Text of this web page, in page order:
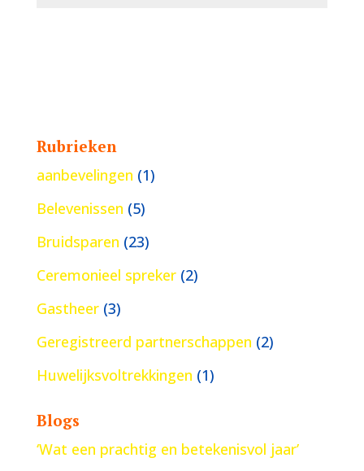
Rubrieken
aanbevelingen (1)
Belevenissen (5)
Bruidsparen (23)
Ceremonieel spreker(2)
Gastheer(3)
Geregistreerd partnerschappen (2)
Huwelijksvoltrekkingen (1)
Blogs
‘Wat een prachtig en betekenisvol jaar’